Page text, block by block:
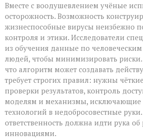
Вместе с воодушевлением учёные
осторожность. Возможность
жизнеспособные вирусы неизбежно
контроля и этики. Исследователи
из обучения данные по
людей, чтобы минимизировать
что алгоритм может создавать
требует строгих правил: нужны
проверки результатов, контроль
моделям и механизмы, исключающие
технологий в недобросовестные
ответственность должна идти рука об
инновациями.